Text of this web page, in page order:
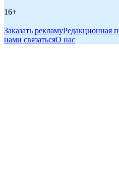
16+
Заказать рекламуРедакционная
нами связатьсяО нас